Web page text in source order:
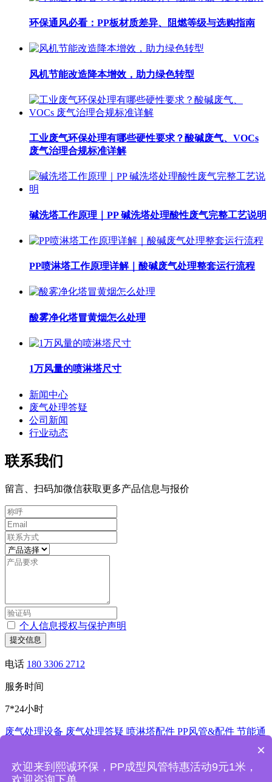
环保通风必看：PP板材质差异、阻燃等级与选购指南
风机节能改造降本增效，助力绿色转型
工业废气环保处理有哪些硬性要求？酸碱废气、VOCs
废气治理合规标准详解
碱洗塔工作原理｜PP 碱洗塔处理酸性废气完整工艺说明
PP喷淋塔工作原理详解｜酸碱废气处理整套运行流程
酸雾净化塔冒黄烟怎么处理
1万风量的喷淋塔尺寸
新闻中心
废气处理答疑
公司新闻
行业动态
联系我们
留言、扫码加微信获取更多产品信息与报价
个人信息授权与保护声明
提交信息
电话 180 3306 2712
服务时间
7*24小时
废气处理设备 废气处理答疑 喷淋塔配件 PP风管&配件 节能通
熙诚环保废气处理设备喷淋塔厂家主要产品：PP喷淋塔,洗涤
×
欢迎来到熙诚环保，PP成型风管特惠活动9元1米，